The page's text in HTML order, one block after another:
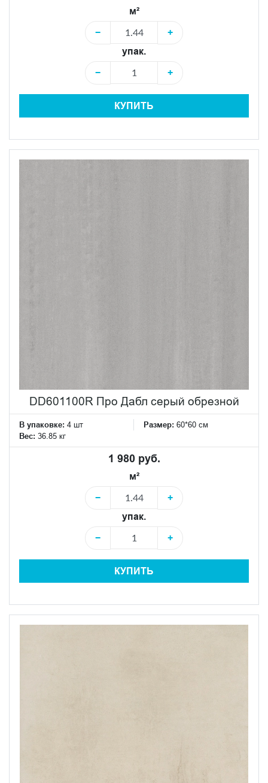
м²
−
+
упак.
−
+
КУПИТЬ
DD601100R Про Дабл серый обрезной
В упаковке: 4 шт Размер: 60*60 см
Вес: 36.85 кг
1 980 руб.
м²
−
+
упак.
−
+
КУПИТЬ